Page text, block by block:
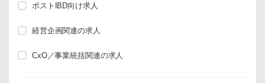
ポストIBD向け求人
経営企画関連の求人
CxO／事業統括関連の求人